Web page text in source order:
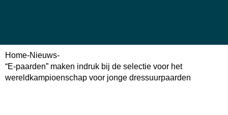
Home-Nieuws-
“E-paarden” maken indruk bij de selectie voor het
wereldkampioenschap voor jonge dressuurpaarden